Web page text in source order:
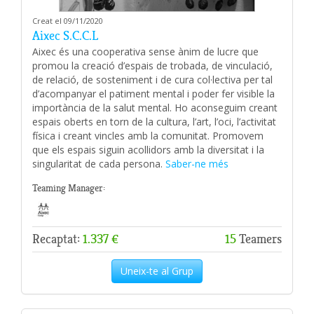
Creat el 09/11/2020
Aixec S.C.C.L
Aixec és una cooperativa sense ànim de lucre que
promou la creació d’espais de trobada, de vinculació,
de relació, de sosteniment i de cura col·lectiva per tal
d’acompanyar el patiment mental i poder fer visible la
importància de la salut mental. Ho aconseguim creant
espais oberts en torn de la cultura, l’art, l’oci, l’activitat
física i creant vincles amb la comunitat. Promovem
que els espais siguin acollidors amb la diversitat i la
singularitat de cada persona. Saber-ne més
Teaming Manager:
Recaptat: 1.337 € 15Teamers
Uneix-te al Grup